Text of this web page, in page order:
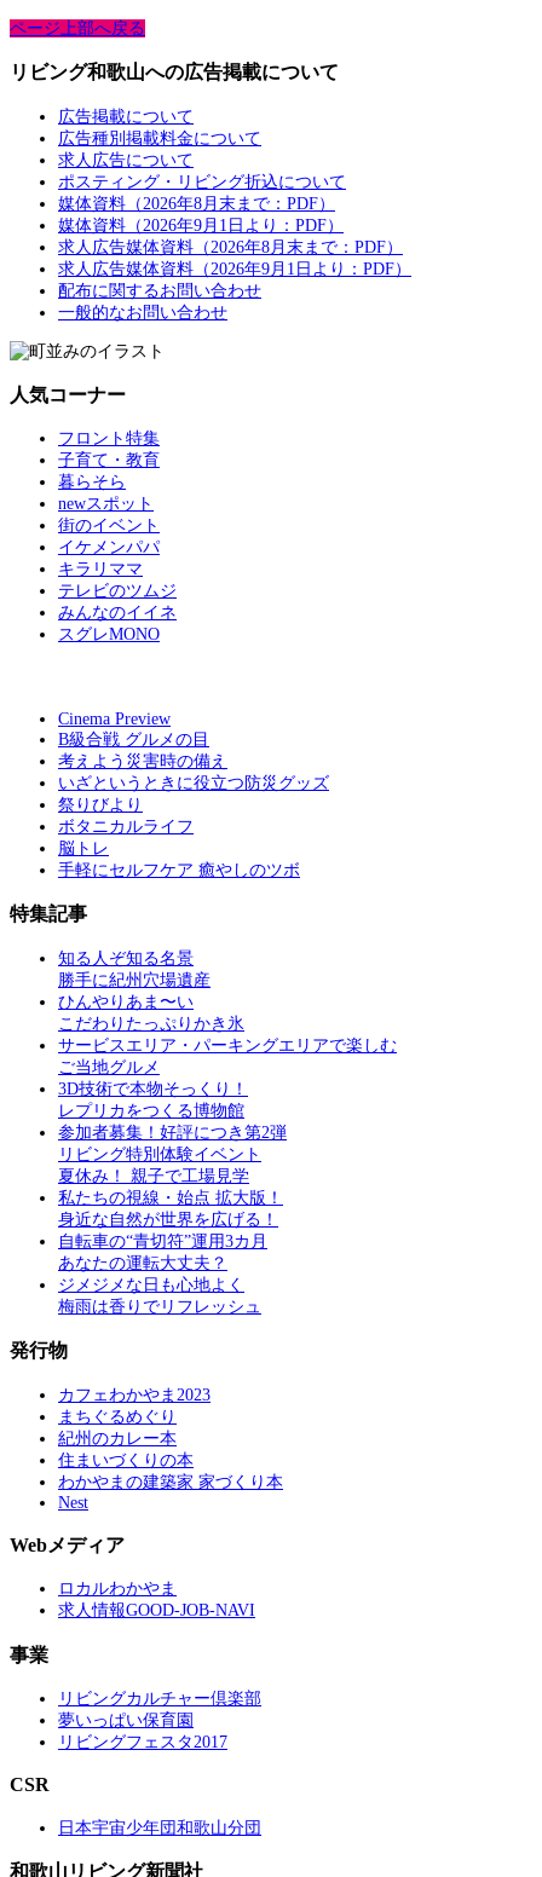
ページ上部へ戻る
リビング和歌山への広告掲載について
広告掲載について
広告種別掲載料金について
求人広告について
ポスティング・リビング折込について
媒体資料（2026年8月末まで：PDF）
媒体資料（2026年9月1日より：PDF）
求人広告媒体資料（2026年8月末まで：PDF）
求人広告媒体資料（2026年9月1日より：PDF）
配布に関するお問い合わせ
一般的なお問い合わせ
人気コーナー
フロント特集
子育て・教育
暮らそら
newスポット
街のイベント
イケメンパパ
キラリママ
テレビのツムジ
みんなのイイネ
スグレMONO
Cinema Preview
B級合戦 グルメの目
考えよう災害時の備え
いざというときに役立つ防災グッズ
祭りびより
ボタニカルライフ
脳トレ
手軽にセルフケア 癒やしのツボ
特集記事
知る人ぞ知る名景
勝手に紀州穴場遺産
ひんやりあま〜い
こだわりたっぷりかき氷
サービスエリア・パーキングエリアで楽しむ
ご当地グルメ
3D技術で本物そっくり！
レプリカをつくる博物館
参加者募集！好評につき第2弾
リビング特別体験イベント
夏休み！ 親子で工場見学
私たちの視線・始点 拡大版！
身近な自然が世界を広げる！
自転車の“青切符”運用3カ月
あなたの運転大丈夫？
ジメジメな日も心地よく
梅雨は香りでリフレッシュ
発行物
カフェわかやま2023
まちぐるめぐり
紀州のカレー本
住まいづくりの本
わかやまの建築家 家づくり本
Nest
Webメディア
ロカルわかやま
求人情報GOOD-JOB-NAVI
事業
リビングカルチャー倶楽部
夢いっぱい保育園
リビングフェスタ2017
CSR
日本宇宙少年団和歌山分団
和歌山リビング新聞社